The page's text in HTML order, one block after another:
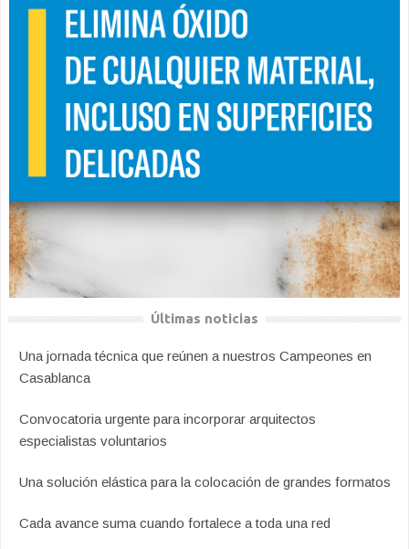
Últimas noticias
Una jornada técnica que reúnen a nuestros Campeones en
Casablanca
Convocatoria urgente para incorporar arquitectos
especialistas voluntarios
Una solución elástica para la colocación de grandes formatos
Cada avance suma cuando fortalece a toda una red